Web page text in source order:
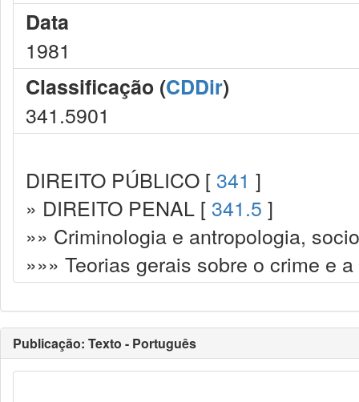
Data
1981
Classificação (CDDir)
341.5901
DIREITO PÚBLICO [ 341 ]
» DIREITO PENAL [ 341.5 ]
»» Criminologia e antropologia,
»»» Teorias gerais sobre o crime e
Publicação: Texto - Português